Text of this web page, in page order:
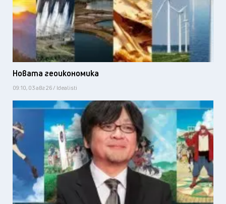
Новата геоикономика
09:10, 03 авг 26 / Idealisti